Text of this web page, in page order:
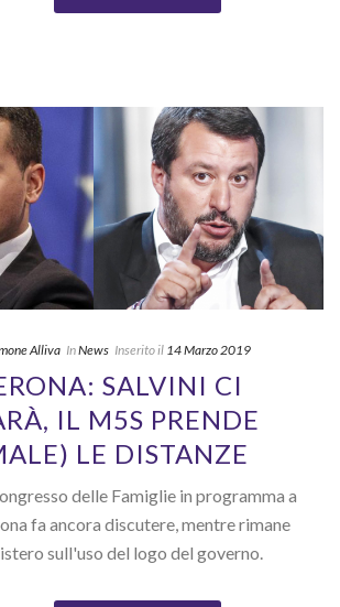
Alliva InNews Inserito il 14 Marzo 2019
SALVINI CI
IL M5S PRENDE
LE DISTANZE
delle Famiglie in programma a
fa ancora discutere, mentre rimane
sull'uso del logo del governo.